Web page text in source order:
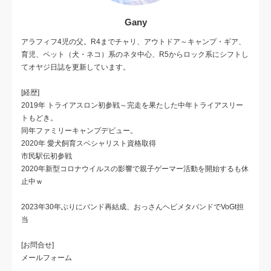
Gany
アラフィフ4児の父。R4までチャリ、アウトドア～キャンプ・ギア、
育児、ペット（犬・ネコ）系のネタ中心、R5からロック系にシフトし
てオヤジ日誌を更新しています。
[経歴]
2019年 トライアスロン初参戦～完走を果たした中年トライアスリー
トもどき。
同年ファミリーキャンプデビュー。
2020年 愛犬飼育スペシャリスト資格取得
市民駅伝初参戦
2020年新型コロナウイルスの影響で親子ゲーマー活動を開始するも休
止中ｗ
2023年30年ぶりにバンド再結成、おっさんヘビメタバンドでVoGt担
当
[お問合せ]
メールフォーム